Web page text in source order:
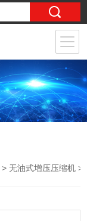
>无油式增压压缩机 > EFBSJ37-14日本岩田无油氮气增压机半导体医院工程适用